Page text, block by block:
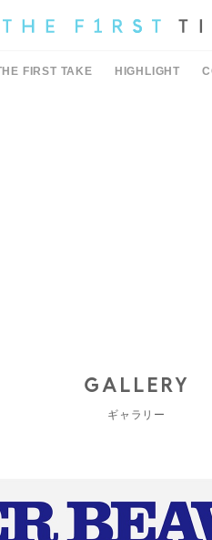
FIRST TAKE HIGHLIGHT
GALLERY
ギャラリー